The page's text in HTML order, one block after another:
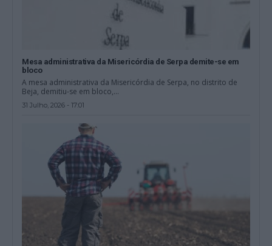
Mesa administrativa da Misericórdia de Serpa demite-se em
bloco
A mesa administrativa da Misericórdia de Serpa, no distrito de
Beja, demitiu-se em bloco,...
31 Julho, 2026 - 17:01